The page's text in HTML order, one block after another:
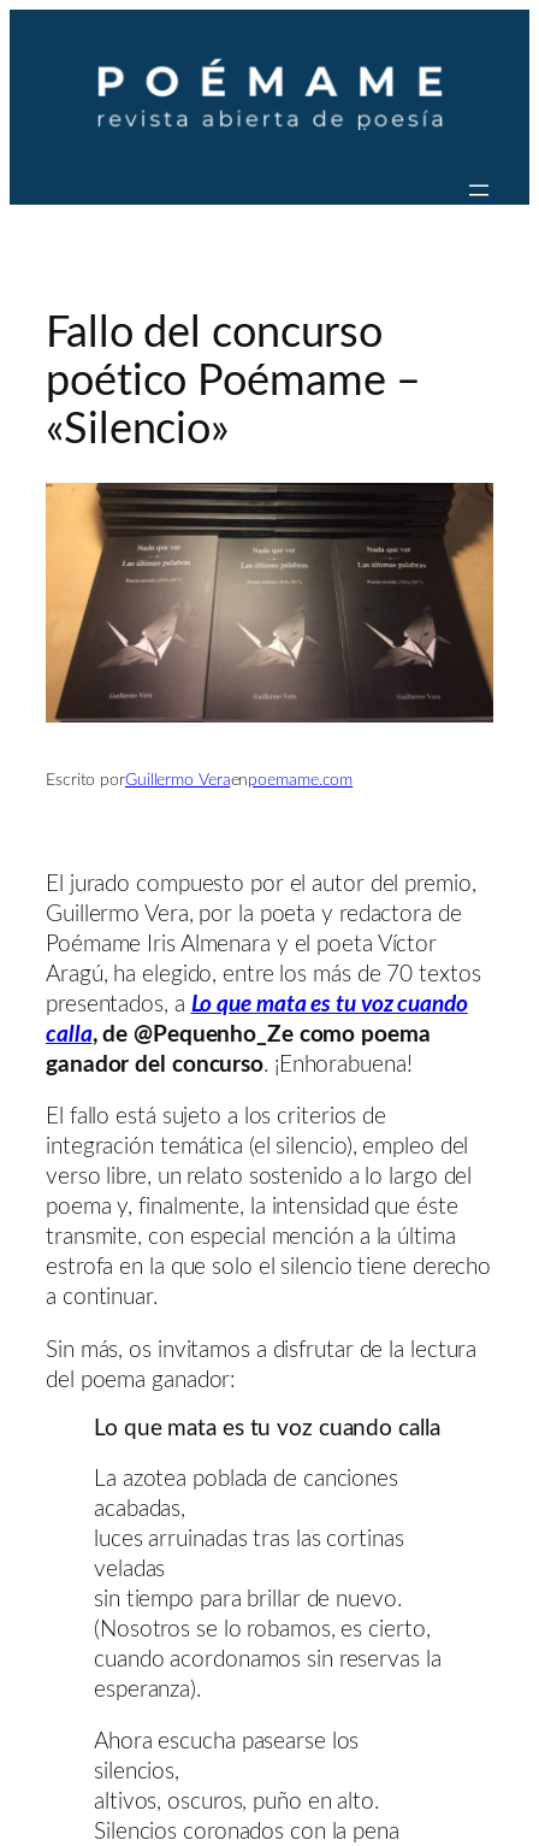
contenido
Fallo del concurso
poético Poémame –
«Silencio»
Escrito porGuillermo Veraenpoemame.com
El jurado compuesto por el autor del premio,
Guillermo Vera, por la poeta y redactora de
Poémame Iris Almenara y el poeta Víctor
Aragú, ha elegido, entre los más de 70 textos
presentados, a Lo que mata es tu voz cuando
calla, de @Pequenho_Ze como poema
ganador del concurso. ¡Enhorabuena!
El fallo está sujeto a los criterios de
integración temática (el silencio), empleo del
verso libre, un relato sostenido a lo largo del
poema y, finalmente, la intensidad que éste
transmite, con especial mención a la última
estrofa en la que solo el silencio tiene derecho
a continuar.
Sin más, os invitamos a disfrutar de la lectura
del poema ganador:
Lo que mata es tu voz cuando calla
La azotea poblada de canciones
acabadas,
luces arruinadas tras las cortinas
veladas
sin tiempo para brillar de nuevo.
(Nosotros se lo robamos, es cierto,
cuando acordonamos sin reservas la
esperanza).
Ahora escucha pasearse los
silencios,
altivos, oscuros, puño en alto.
Silencios coronados con la pena